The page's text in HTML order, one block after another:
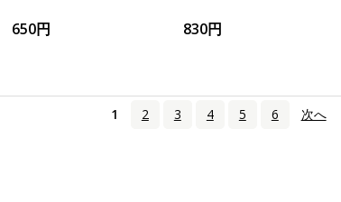
650円 830円
1 2 3 4 5 6 次へ